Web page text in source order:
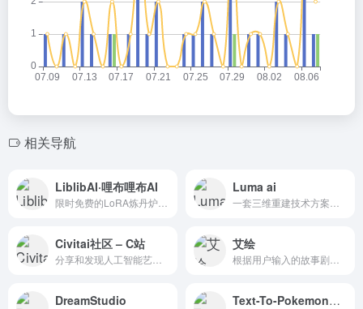
相关导航
LiblibAI·哩布哩布AI Luma ai
Civitai社区 – C站 艾绘
DreamStudio Text-To-Pokemon口袋妖怪